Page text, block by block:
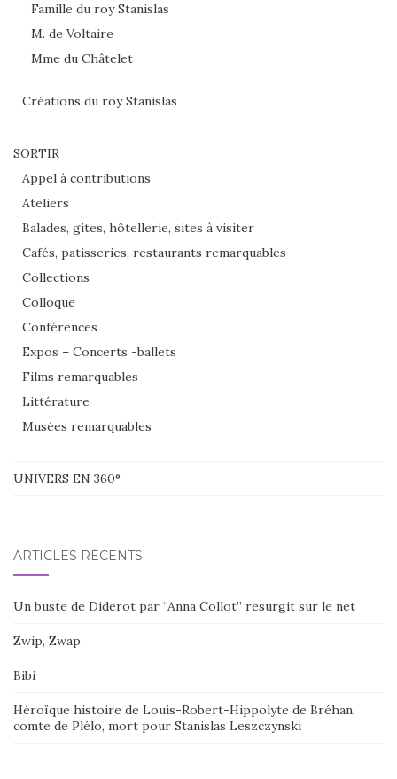
Famille du roy Stanislas
M. de Voltaire
Mme du Châtelet
Créations du roy Stanislas
SORTIR
Appel à contributions
Ateliers
Balades, gites, hôtellerie, sites à visiter
Cafés, patisseries, restaurants remarquables
Collections
Colloque
Conférences
Expos – Concerts -ballets
Films remarquables
Littérature
Musées remarquables
UNIVERS EN 360°
ARTICLES RÉCENTS
Un buste de Diderot par “Anna Collot” resurgit sur le net
Zwip, Zwap
Bibi
Héroïque histoire de Louis-Robert-Hippolyte de Bréhan,
comte de Plélo, mort pour Stanislas Leszczynski